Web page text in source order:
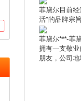
菲黛尔目前
活”的品牌宗
菲黛尔***-菲
拥有一支敬
朋友，公司